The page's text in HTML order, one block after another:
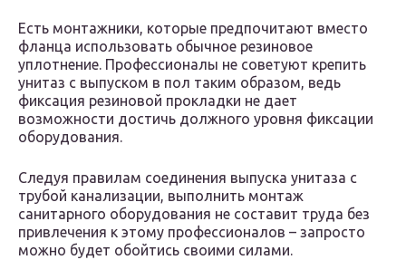
Есть монтажники, которые предпочитают вместо
фланца использовать обычное резиновое
уплотнение. Профессионалы не советуют крепить
унитаз с выпуском в пол таким образом, ведь
фиксация резиновой прокладки не дает
возможности достичь должного уровня фиксации
оборудования.
Следуя правилам соединения выпуска унитаза с
трубой канализации, выполнить монтаж
санитарного оборудования не составит труда без
привлечения к этому профессионалов – запросто
можно будет обойтись своими силами.